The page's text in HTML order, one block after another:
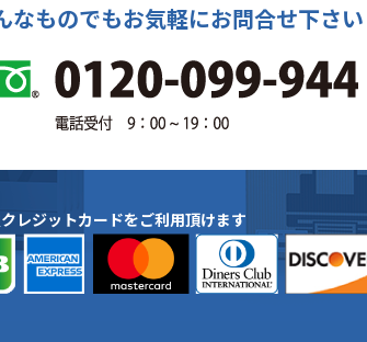
なものでもお気軽にお問合せ下さい
レジットカードをご利用頂けます